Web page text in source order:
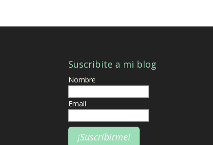
Suscribite a mi blog
Nombre
Email